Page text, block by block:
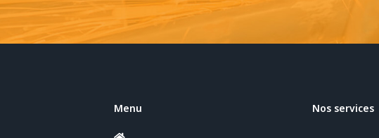
Menu Nos services